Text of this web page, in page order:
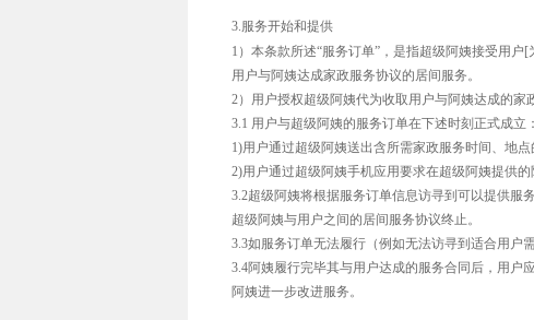
3.服务开始和提供
1）本条款所述“服务订单”，是指超级阿姨接受用
用户与阿姨达成家政服务协议的居间服务。
2）用户授权超级阿姨代为收取用户与阿姨达成的家
3.1 用户与超级阿姨的服务订单在下述时刻正式成立：
1)用户通过超级阿姨送出含所需家政服务时间、地
2)用户通过超级阿姨手机应用要求在超级阿姨提供的
3.2超级阿姨将根据服务订单信息访寻到可以提供服
超级阿姨与用户之间的居间服务协议终止。
3.3如服务订单无法履行（例如无法访寻到适合用户
3.4阿姨履行完毕其与用户达成的服务合同后，用户
阿姨进一步改进服务。